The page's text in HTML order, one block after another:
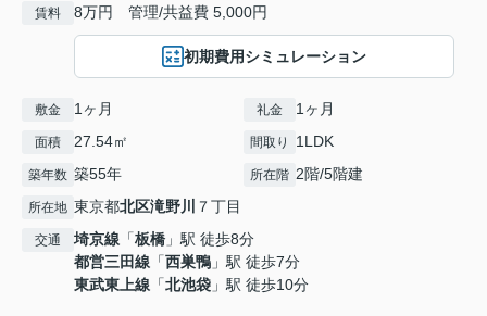
賃料 8万円 管理/共益費 5,000円
初期費用シミュレーション
敷金 1ヶ月 礼金 1ヶ月
面積 27.54㎡ 間取り 1LDK
築年数 築55年 所在階 2階/5階建
所在地 東京都北区滝野川 ７丁目
交通 埼京線 「板橋 」駅 徒歩8分
都営三田線 「西巣鴨 」駅 徒歩7分
東武東上線 「北池袋 」駅 徒歩10分